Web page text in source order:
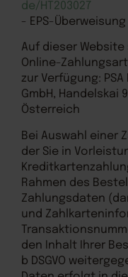
de/HT203027
- EPS-Überweisung
Auf dieser
Online-
zur Verfügung:
GmbH, Handelskai
Österreich
Bei Auswahl einer
der Sie in
Rahmen des
Zahlungsdaten
und
den Inhalt Ihrer
b DSGVO